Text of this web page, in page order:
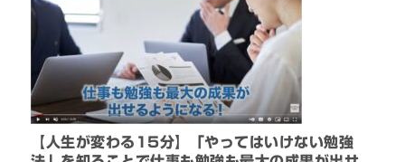
【人生が変わる15分】「やってはいけない勉強